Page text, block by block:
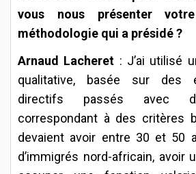
vous nous présenter
méthodologie qui a présidé ?
Arnaud Lacheret : J’ai utilisé
qualitative, basée sur des
directifs passés avec
correspondant à des critères
devaient avoir entre 30 et 50
d’immigrés nord-africain, avoir